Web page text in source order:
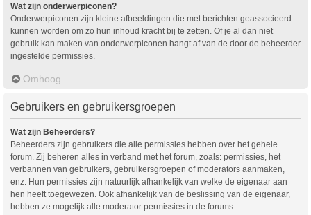
Wat zijn onderwerpiconen?
Onderwerpiconen zijn kleine afbeeldingen die met berichten geassocieerd
kunnen worden om zo hun inhoud kracht bij te zetten. Of je al dan niet
gebruik kan maken van onderwerpiconen hangt af van de door de beheerder
ingestelde permissies.
Omhoog
Gebruikers en gebruikersgroepen
Wat zijn Beheerders?
Beheerders zijn gebruikers die alle permissies hebben over het gehele
forum. Zij beheren alles in verband met het forum, zoals: permissies, het
verbannen van gebruikers, gebruikersgroepen of moderators aanmaken,
enz. Hun permissies zijn natuurlijk afhankelijk van welke de eigenaar aan
hen heeft toegewezen. Ook afhankelijk van de beslissing van de eigenaar,
hebben ze mogelijk alle moderator permissies in de forums.